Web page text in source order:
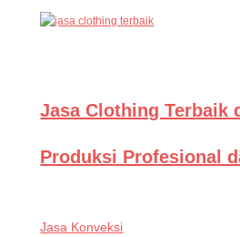
Jasa Clothing Terbaik
Produksi Profesional
Jasa Konveksi